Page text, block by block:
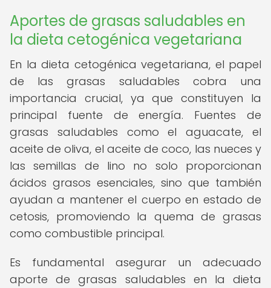
Aportes de grasas saludables en
la dieta cetogénica vegetariana
En la dieta cetogénica vegetariana, el papel
de las grasas saludables cobra una
importancia crucial, ya que constituyen la
principal fuente de energía. Fuentes de
grasas saludables como el aguacate, el
aceite de oliva, el aceite de coco, las nueces y
las semillas de lino no solo proporcionan
ácidos grasos esenciales, sino que también
ayudan a mantener el cuerpo en estado de
cetosis, promoviendo la quema de grasas
como combustible principal.
Es fundamental asegurar un adecuado
aporte de grasas saludables en la dieta